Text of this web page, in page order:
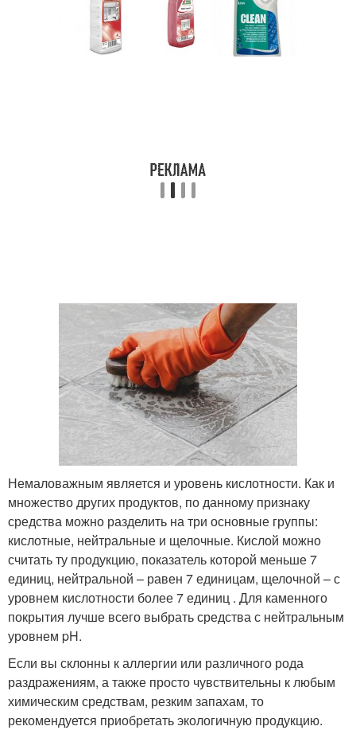
Немаловажным является и уровень кислотности. Как и
множество других продуктов, по данному признаку
средства можно разделить на три основные группы:
кислотные, нейтральные и щелочные. Кислой можно
считать ту продукцию, показатель которой меньше 7
единиц, нейтральной – равен 7 единицам, щелочной – с
уровнем кислотности более 7 единиц . Для каменного
покрытия лучше всего выбрать средства с нейтральным
уровнем pH.
Если вы склонны к аллергии или различного рода
раздражениям, а также просто чувствительны к любым
химическим средствам, резким запахам, то
рекомендуется приобретать экологичную продукцию.